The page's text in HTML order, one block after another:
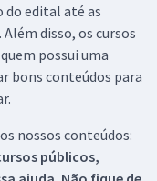
do edital até as
disso, os cursos
possui uma
bons conteúdos para
nossos conteúdos:
públicos,